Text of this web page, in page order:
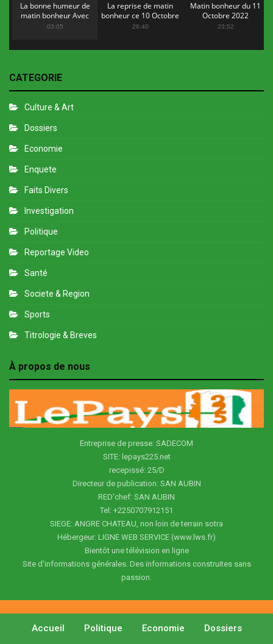
La bonne humeur de
matin bonheur Avec
Flopy Mendosa
03:05
La reprise de matin
bonheur ce 10 Octobre
2022
26:40
Matin bonheur du 11
Octobre 2022
23:52
CATEGORIE
Culture & Art
Dossiers
Economie
Enquete
Faits Divers
Investigation
Politique
Reportage Video
Santé
Societe & Region
Sports
Titrologie & Breves
À propos de nous
Entreprise de presse: SADECOM
SITE: lepays225.net
recepissé: 25/D
Directeur de publication: SAN AUBIN
RED'chef: SAN AUBIN
Tel: +2250707912151
SIEGE: ANGRE CHATEAU, non loin de terrain sotra
Hébergeur: LIGNE WEB SERVICE (www.lws.fr)
Bientôt une télévision en ligne
Site d'informations générales. Des informations construites sans
passion.
Accueil Politique Economie Dossiers